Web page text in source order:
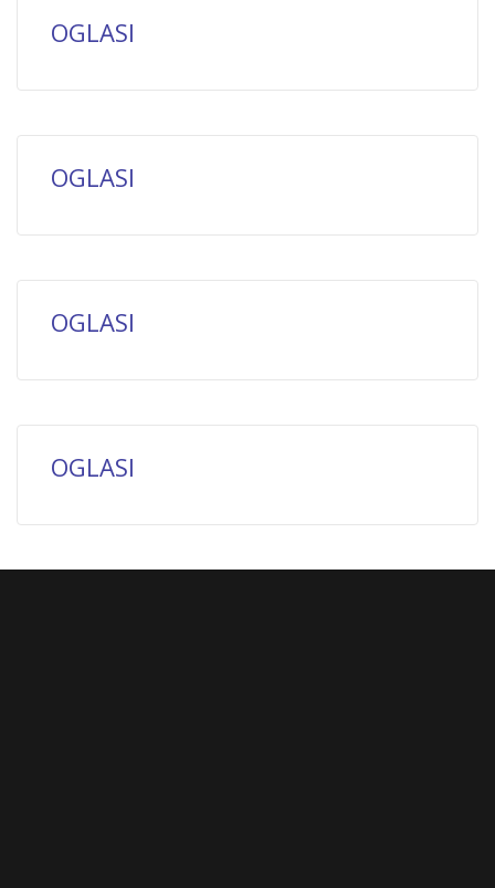
OGLASI
OGLASI
OGLASI
OGLASI